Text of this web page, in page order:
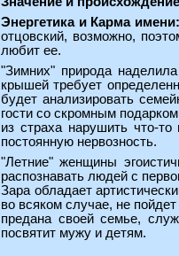
Энергетика и Карма имени:
отцовский, возможно,
любит ее.
"Зимних" природа
крышей требует
будет анализировать
гости со скромным
из страха нарушить что-
постоянную нервозность.
"Летние" женщины
распознавать людей с
Зара обладает
во всяком случае, не
предана своей семье,
посвятит мужу и детям.